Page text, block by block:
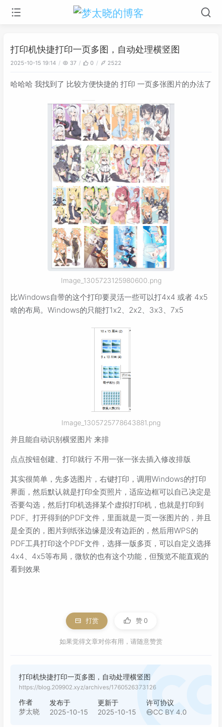
打印机快捷打印一页多图，自动处理横竖图
2025-10-15 19:14 37 0 2522
哈哈哈 我找到了 比较方便快捷的 打印 一页多张图片的办法了
Image_1305723125980600.png
比Windows自带的这个打印要灵活一些可以打4x4 或者 4x5
啥的布局。Windows的只能打1x2、2x2、3x3、7x5
Image_1305725778643881.png
并且能自动识别横竖图片 来排
点点按钮创建、打印就行 不用一张一张去插入修改排版
其实很简单，先多选图片，右键打印，调用Windows的打印
界面，然后默认就是打印全页照片，适应边框可以自己决定是
否要勾选，然后打印机选择某个虚拟打印机，也就是打印到
PDF。打开得到的PDF文件，里面就是一页一张图片的，并且
是全页的，图片到纸张边缘是没有边距的，然后用WPS的
PDF工具打印这个PDF文件，选择一版多页，可以自定义选择
4x4、4x5等布局，微软的也有这个功能，但预览不能直观的
看到效果
打赏 赞 0
如果觉得文章对你有用，请随意赞赏
打印机快捷打印一页多图，自动处理横竖图
https://blog.209902.xyz/archives/1760526373126
作者
梦太晓
发布于
2025-10-15
更新于
2025-10-15
许可协议
CC BY 4.0